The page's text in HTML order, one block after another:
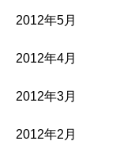
2012年5月
2012年4月
2012年3月
2012年2月